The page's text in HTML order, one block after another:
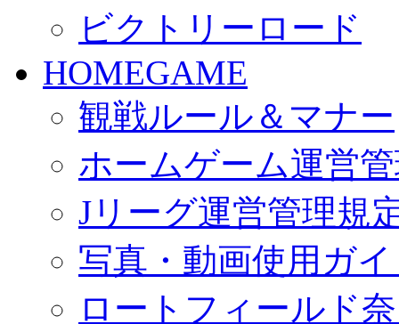
ビクトリーロード
HOMEGAME
観戦ルール＆マナー
ホームゲーム運営
Jリーグ運営管理規
写真・動画使用ガ
ロートフィールド